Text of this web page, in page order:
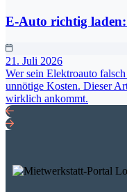
E-Auto richtig laden: